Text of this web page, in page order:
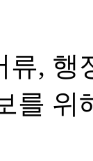
류, 행
를 위